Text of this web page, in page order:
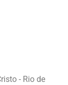
- Rio de